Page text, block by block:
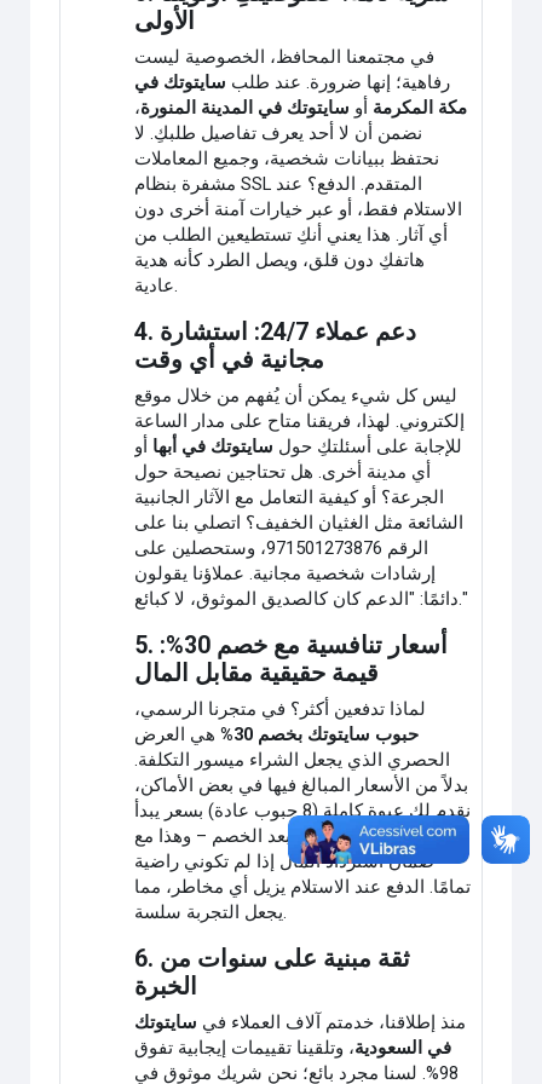
الأولى
في مجتمعنا المحافظ، الخصوصية ليست
رفاهية؛ إنها ضرورة. عند طلب سايتوتك في
مكة المكرمة أو سايتوتك في المدينة المنورة،
نضمن أن لا أحد يعرف تفاصيل طلبكِ. لا
نحتفظ ببيانات شخصية، وجميع المعاملات
مشفرة بنظام SSL المتقدم. الدفع؟ عند
الاستلام فقط، أو عبر خيارات آمنة أخرى دون
أي آثار. هذا يعني أنكِ تستطيعين الطلب من
هاتفكِ دون قلق، ويصل الطرد كأنه هدية
عادية.
4. دعم عملاء 24/7: استشارة
مجانية في أي وقت
ليس كل شيء يمكن أن يُفهم من خلال موقع
إلكتروني. لهذا، فريقنا متاح على مدار الساعة
للإجابة على أسئلتكِ حول سايتوتك في أبها أو
أي مدينة أخرى. هل تحتاجين نصيحة حول
الجرعة؟ أو كيفية التعامل مع الآثار الجانبية
الشائعة مثل الغثيان الخفيف؟ اتصلي بنا على
الرقم 971501273876، وستحصلين على
إرشادات شخصية مجانية. عملاؤنا يقولون
دائمًا: "الدعم كان كالصديق الموثوق، لا كبائع."
5. أسعار تنافسية مع خصم 30%:
قيمة حقيقية مقابل المال
لماذا تدفعين أكثر؟ في متجرنا الرسمي،
حبوب سايتوتك بخصم 30%
هي العرض
الحصري الذي يجعل الشراء ميسور التكلفة.
بدلاً من الأسعار المبالغ فيها في بعض الأماكن،
نقدم لكِ عبوة كاملة (8 حبوب عادة) بسعر يبدأ
من 150 ريال سعودي بعد الخصم – وهذا مع
ضمان استرداد المال إذا لم تكوني راضية
تمامًا. الدفع عند الاستلام يزيل أي مخاطر، مما
يجعل التجربة سلسة.
6. ثقة مبنية على سنوات من
الخبرة
منذ إطلاقنا، خدمتم آلاف العملاء في سايتوتك
في السعودية، وتلقينا تقييمات إيجابية تفوق
98%. لسنا مجرد بائع؛ نحن شريك موثوق في